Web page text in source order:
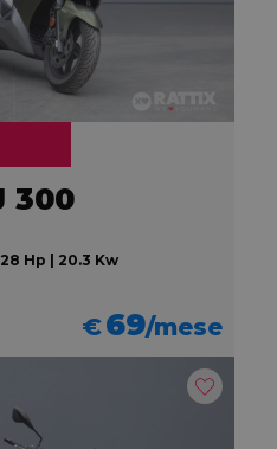
300
Hp | 20.3 Kw
€69/mese